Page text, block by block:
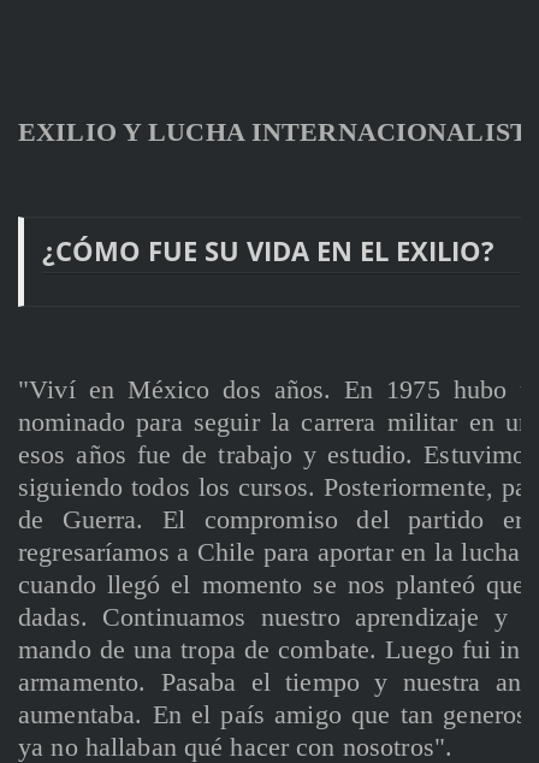
EXILIO Y LUCHA
¿CÓMO FUE SU VIDA EN EL EXILIO?
"Viví en México dos años. En 1975 hubo
nominado para seguir la carrera militar en
esos años fue de trabajo y estudio.
siguiendo todos los cursos. Posteriormente,
de Guerra. El compromiso del partido
regresaríamos a Chile para aportar en la lucha
cuando llegó el momento se nos planteó que
dadas. Continuamos nuestro aprendizaje y
mando de una tropa de combate. Luego fui
armamento. Pasaba el tiempo y nuestra
aumentaba. En el país amigo que tan
ya no hallaban qué hacer con nosotros".